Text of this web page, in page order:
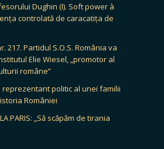
Dughin (I). Soft power à
controlată de caracatița de
217. Partidul S.O.S. România va
Elie Wiesel, „promotor al
române”
reprezentant politic al unei familii
României
LA PARIS: „Să scăpăm de tirania